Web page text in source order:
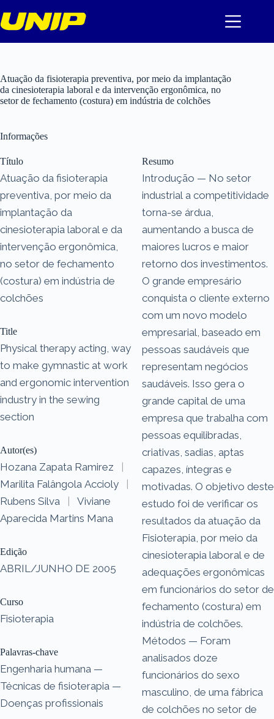
para
o
Atuação da fisioterapia preventiva, por meio da implantação
da cinesioterapia laboral e da intervenção ergonômica, no
setor de fechamento (costura) em indústria de colchões
Informações
Título
Atuação da fisioterapia
preventiva, por meio da
implantação da
cinesioterapia laboral e da
intervenção ergonômica,
no setor de fechamento
(costura) em indústria de
colchões
Title
Physical therapy acting, way
to make gymnastic at work
and ergonomic intervention
industry in the sewing
section
Autor(es)
Hozana Zapata Ramirez
|
Marilita Falângola Accioly
|
Rubens Silva
|
Viviane
Aparecida Martins Mana
Edição
ABRIL/JUNHO DE 2005
Curso
Fisioterapia
Palavras-chave
Engenharia humana —
Técnicas de fisioterapia —
Doenças profissionais
Resumo
Introdução — No setor
industrial a competitividade
torna-se árdua,
aumentando a busca de
maiores lucros e maior
retorno dos investimentos.
O grande empresário
conquista o cliente externo
com um novo modelo
empresarial, baseado em
pessoas saudáveis que
representam negócios
saudáveis. Isso gera o
grande capital de uma
empresa que trabalha com
pessoas equilibradas,
criativas, sadias, aptas
capazes, íntegras e
motivadas. O objetivo deste
estudo foi de verificar os
resultados da atuação da
Fisioterapia, por meio da
cinesioterapia laboral e de
adequações ergonômicas
em funcionários do setor de
fechamento (costura) em
indústria de colchões.
Métodos — Foram
analisados doze
funcionários do sexo
masculino, de uma fábrica
de colchões no setor de